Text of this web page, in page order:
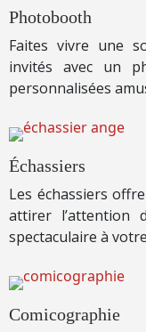
Photobooth
Faites vivre une
invités avec un
personnalisées
Échassiers
Les échassiers
attirer l’attention
spectaculaire à
Comicographie